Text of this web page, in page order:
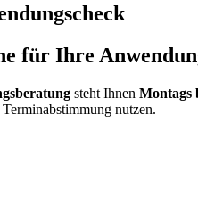
für Ihre
steht Ihnen Montags
nutzen.